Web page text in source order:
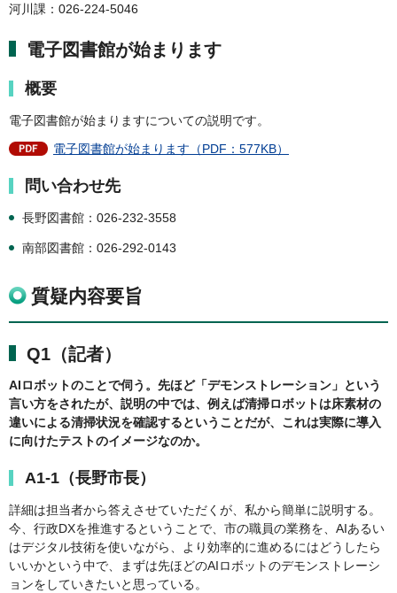
河川課：026-224-5046
電子図書館が始まります
概要
電子図書館が始まりますについての説明です。
電子図書館が始まります（PDF：577KB）
問い合わせ先
長野図書館：026-232-3558
南部図書館：026-292-0143
質疑内容要旨
Q1（記者）
AIロボットのことで伺う。先ほど「デモンストレーション」という
言い方をされたが、説明の中では、例えば清掃ロボットは床素材の
違いによる清掃状況を確認するということだが、これは実際に導入
に向けたテストのイメージなのか。
A1-1（長野市長）
詳細は担当者から答えさせていただくが、私から簡単に説明する。
今、行政DXを推進するということで、市の職員の業務を、AIあるい
はデジタル技術を使いながら、より効率的に進めるにはどうしたら
いいかという中で、まずは先ほどのAIロボットのデモンストレーシ
ョンをしていきたいと思っている。